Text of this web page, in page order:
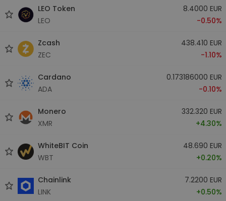
LEO Token
LEO
8.4000 EUR
-0.50%
Zcash
ZEC
438.410 EUR
-1.10%
Cardano
ADA
0.173186000 EUR
-0.10%
Monero
XMR
332.320 EUR
+4.30%
WhiteBIT Coin
WBT
48.690 EUR
+0.20%
Chainlink
LINK
7.2200 EUR
+0.50%